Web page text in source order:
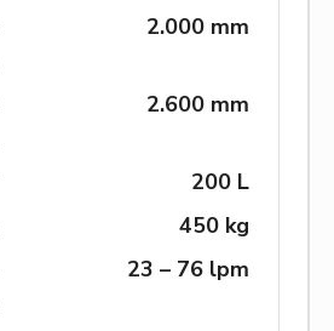
2.000 mm
2.600 mm
200 L
450 kg
23 – 76 lpm